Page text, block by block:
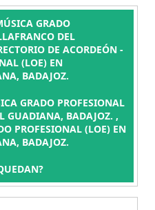
GRADO
DEL
DE ACORDEÓN -
(LOE) EN
BADAJOZ.
GRADO PROFESIONAL
GUADIANA, BADAJOZ. ,
PROFESIONAL (LOE) EN
BADAJOZ.